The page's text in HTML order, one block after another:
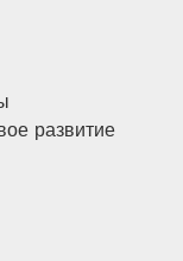
развитие